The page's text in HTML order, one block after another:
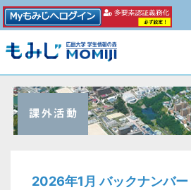
2026年1月 バックナンバー